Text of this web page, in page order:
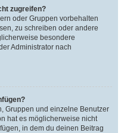
zugreifen?
oder Gruppen vorbehalten
zu schreiben oder andere
besondere
Administrator nach
Gruppen und einzelne Benutzer
hat es möglicherweise nicht
in dem du deinen Beitrag